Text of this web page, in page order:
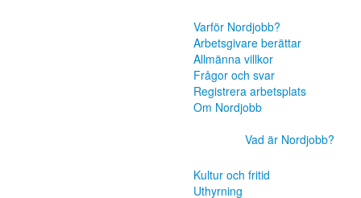
Varför Nordjobb?
Arbetsgivare berättar
Allmänna villkor
Frågor och svar
Registrera arbetsplats
Om Nordjobb
Vad är Nordjobb?
Kultur och fritid
Uthyrning